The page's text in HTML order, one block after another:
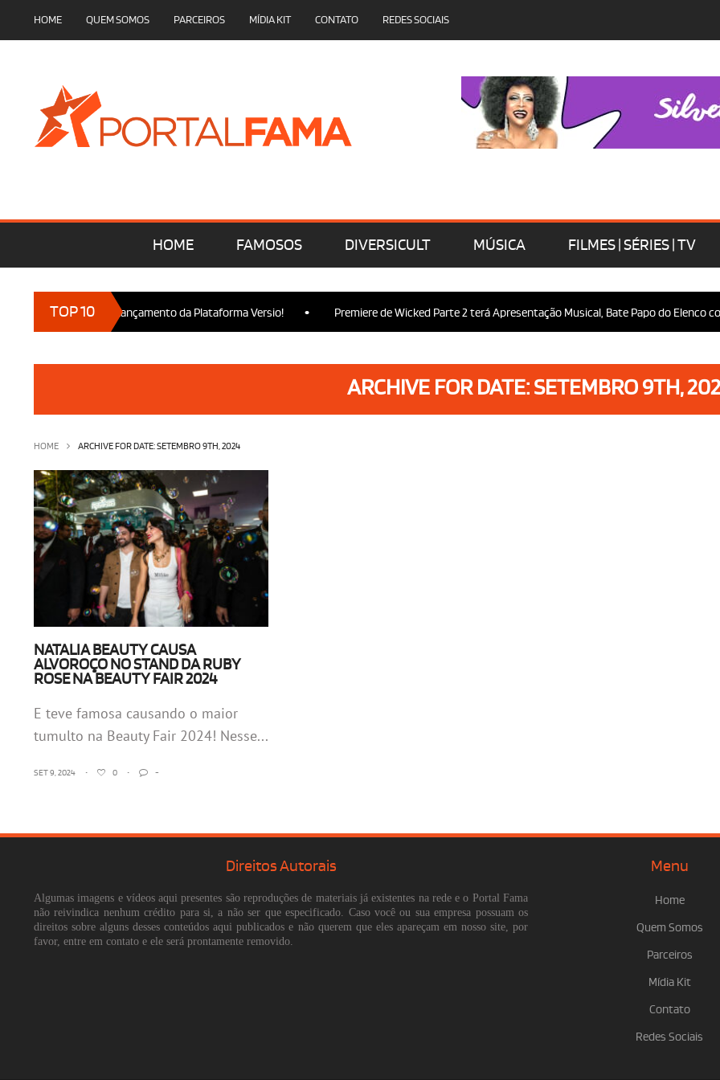
HOME QUEM SOMOS PARCEIROS MÍDIA KIT CONTATO REDES SOCIAIS
HOME FAMOSOS DIVERSICULT MÚSICA FILMES | SÉRIES | TV
TOP 10
presença no Lançamento da Plataforma Versio! Premiere de Wicked Parte 2 terá Apresentação Musical, Bate Papo do Elenco
ARCHIVE FOR DATE: SETEMBRO 9TH,
HOME ARCHIVE FOR DATE: SETEMBRO 9TH, 2024
NATALIA BEAUTY CAUSA
ALVOROÇO NO STAND DA RUBY
ROSE NA BEAUTY FAIR 2024
E teve famosa causando o maior
tumulto na Beauty Fair 2024! Nesse...
SET 9, 2024 • 0 • -
Direitos Autorais
Algumas imagens e vídeos aqui presentes são reproduções de materiais já existentes na rede e o Portal Fama
não reivindica nenhum crédito para si, a não ser que especificado. Caso você ou sua empresa possuam os
direitos sobre alguns desses conteúdos aqui publicados e não querem que eles apareçam em nosso site, por
favor, entre em contato e ele será prontamente removido.
Menu
Home
Quem Somos
Parceiros
Mídia Kit
Contato
Redes Sociais